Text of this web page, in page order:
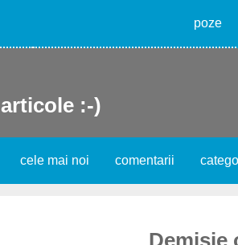
poze
articole :-)
cele mai noi comentarii
Demisie